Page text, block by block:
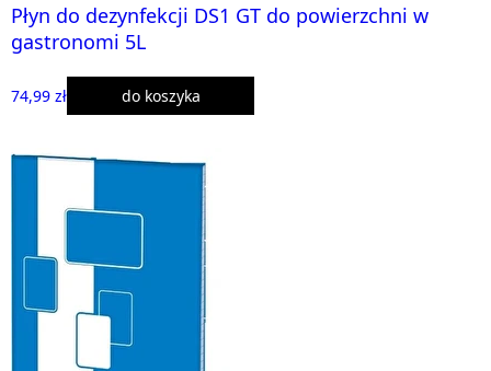
Płyn do dezynfekcji DS1 GT do powierzchni w
gastronomi 5L
74,99 zł do koszyka